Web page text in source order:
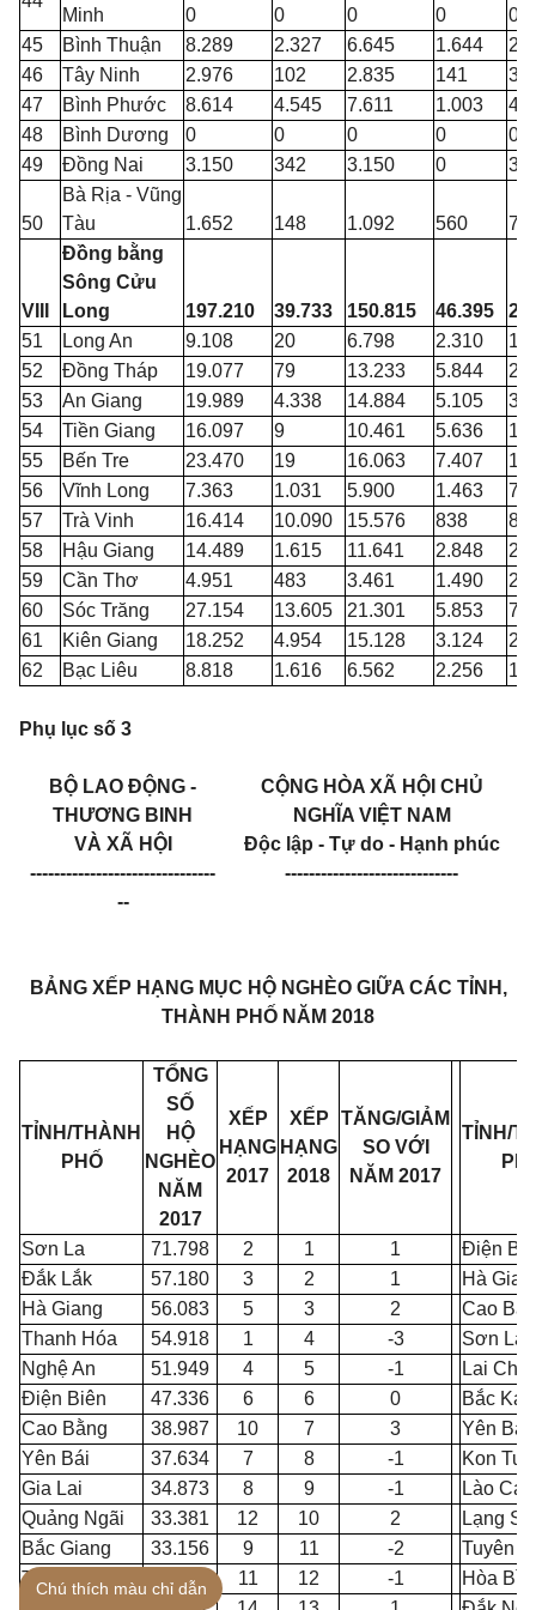
Minh
0 0 0 0
0
45
Bình Thuận 8.289 2.327 6.645 1.644
46
Tây Ninh 2.976 102 2.835 141
47
Bình Phước 8.614 4.545 7.611 1.003
48
Bình Dương 0 0 0 0
0
49
Đồng Nai 3.150 342 3.150 0
50
Bà Rịa - Vũng
Tàu
1.652 148 1.092 560
VIII
Đồng bằng
Sông Cửu
Long
197.210 39.733 150.815 46.395
51
Long An 9.108 20 6.798 2.310
52
Đồng Tháp 19.077 79 13.233 5.844
53
An Giang 19.989 4.338 14.884 5.105
54
Tiền Giang 16.097 9 10.461 5.636
55
Bến Tre 23.470 19 16.063 7.407
56
Vĩnh Long 7.363 1.031 5.900 1.463
57
Trà Vinh 16.414 10.090 15.576 838
58
Hậu Giang 14.489 1.615 11.641 2.848
59
Cần Thơ 4.951 483 3.461 1.490
60
Sóc Trăng 27.154 13.605 21.301 5.853
61
Kiên Giang 18.252 4.954 15.128 3.124
62
Bạc Liêu 8.818 1.616 6.562 2.256
Phụ lục số 3
BỘ LAO ĐỘNG -
THƯƠNG BINH
VÀ XÃ HỘI
-------------------------------
--
CỘNG HÒA XÃ HỘI CHỦ
NGHĨA VIỆT NAM
Độc lập - Tự do - Hạnh phúc
-----------------------------
BẢNG XẾP HẠNG MỤC HỘ NGHÈO GIỮA CÁC TỈNH,
THÀNH PHỐ NĂM 2018
TỈNH/THÀNH
PHỐ
TỔNG
SỐ
HỘ
NGHÈO
NĂM
2017
XẾP
HẠNG
2017
XẾP
HẠNG
2018
TĂNG/GIẢM
SO VỚI
NĂM 2017
TỈNH/
Sơn La 71.798 2 1 1
Điện
Đắk Lắk
57.180 3 2 1
Hà
Hà Giang
56.083 5 3 2
Cao
Thanh Hóa
54.918 1 4 -3
Sơn La
Nghệ An
51.949 4 5 -1
Lai
Điện Biên
47.336 6 6 0
Bắc Kạn
Cao Bằng
38.987 10 7 3
Yên Bái
Yên Bái
37.634 7 8 -1 Kon
Gia Lai
34.873 8 9 -1
Lào Cai
Quảng Ngãi
33.381 12 10 2
Lạng
Bắc Giang
33.156 9 11 -2
Tuyên
Tuyên Quang
31.983 11 12 -1
Hòa
Chú thích màu chỉ dẫn